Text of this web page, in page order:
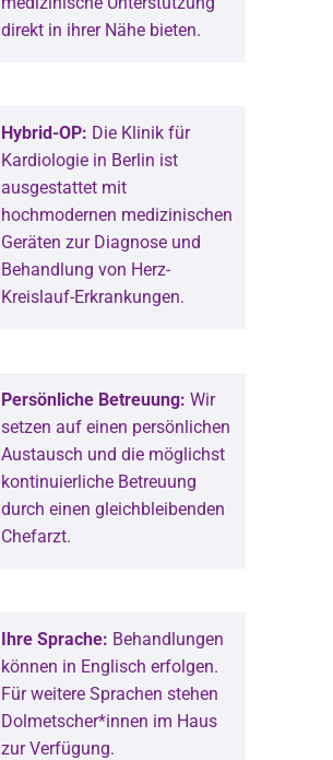
direkt in ihrer Nähe bieten.
Hybrid-OP: Die Klinik für
Kardiologie in Berlin ist
ausgestattet mit
hochmodernen medizinischen
Geräten zur Diagnose und
Behandlung von Herz-
Kreislauf-Erkrankungen.
Persönliche Betreuung: Wir
setzen auf einen persönlichen
Austausch und die möglichst
kontinuierliche Betreuung
durch einen gleichbleibenden
Chefarzt.
Ihre Sprache: Behandlungen
können in Englisch erfolgen.
Für weitere Sprachen stehen
Dolmetscher*innen im Haus
zur Verfügung.